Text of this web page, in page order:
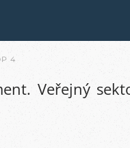
4
Veřejný